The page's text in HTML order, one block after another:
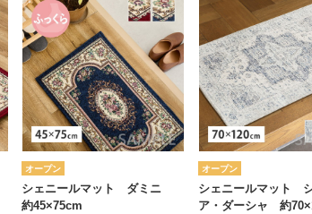
オープン
シェニールマット ダミニ
約45×75cm
オープン
シェニールマット
ア・ダーシャ 約